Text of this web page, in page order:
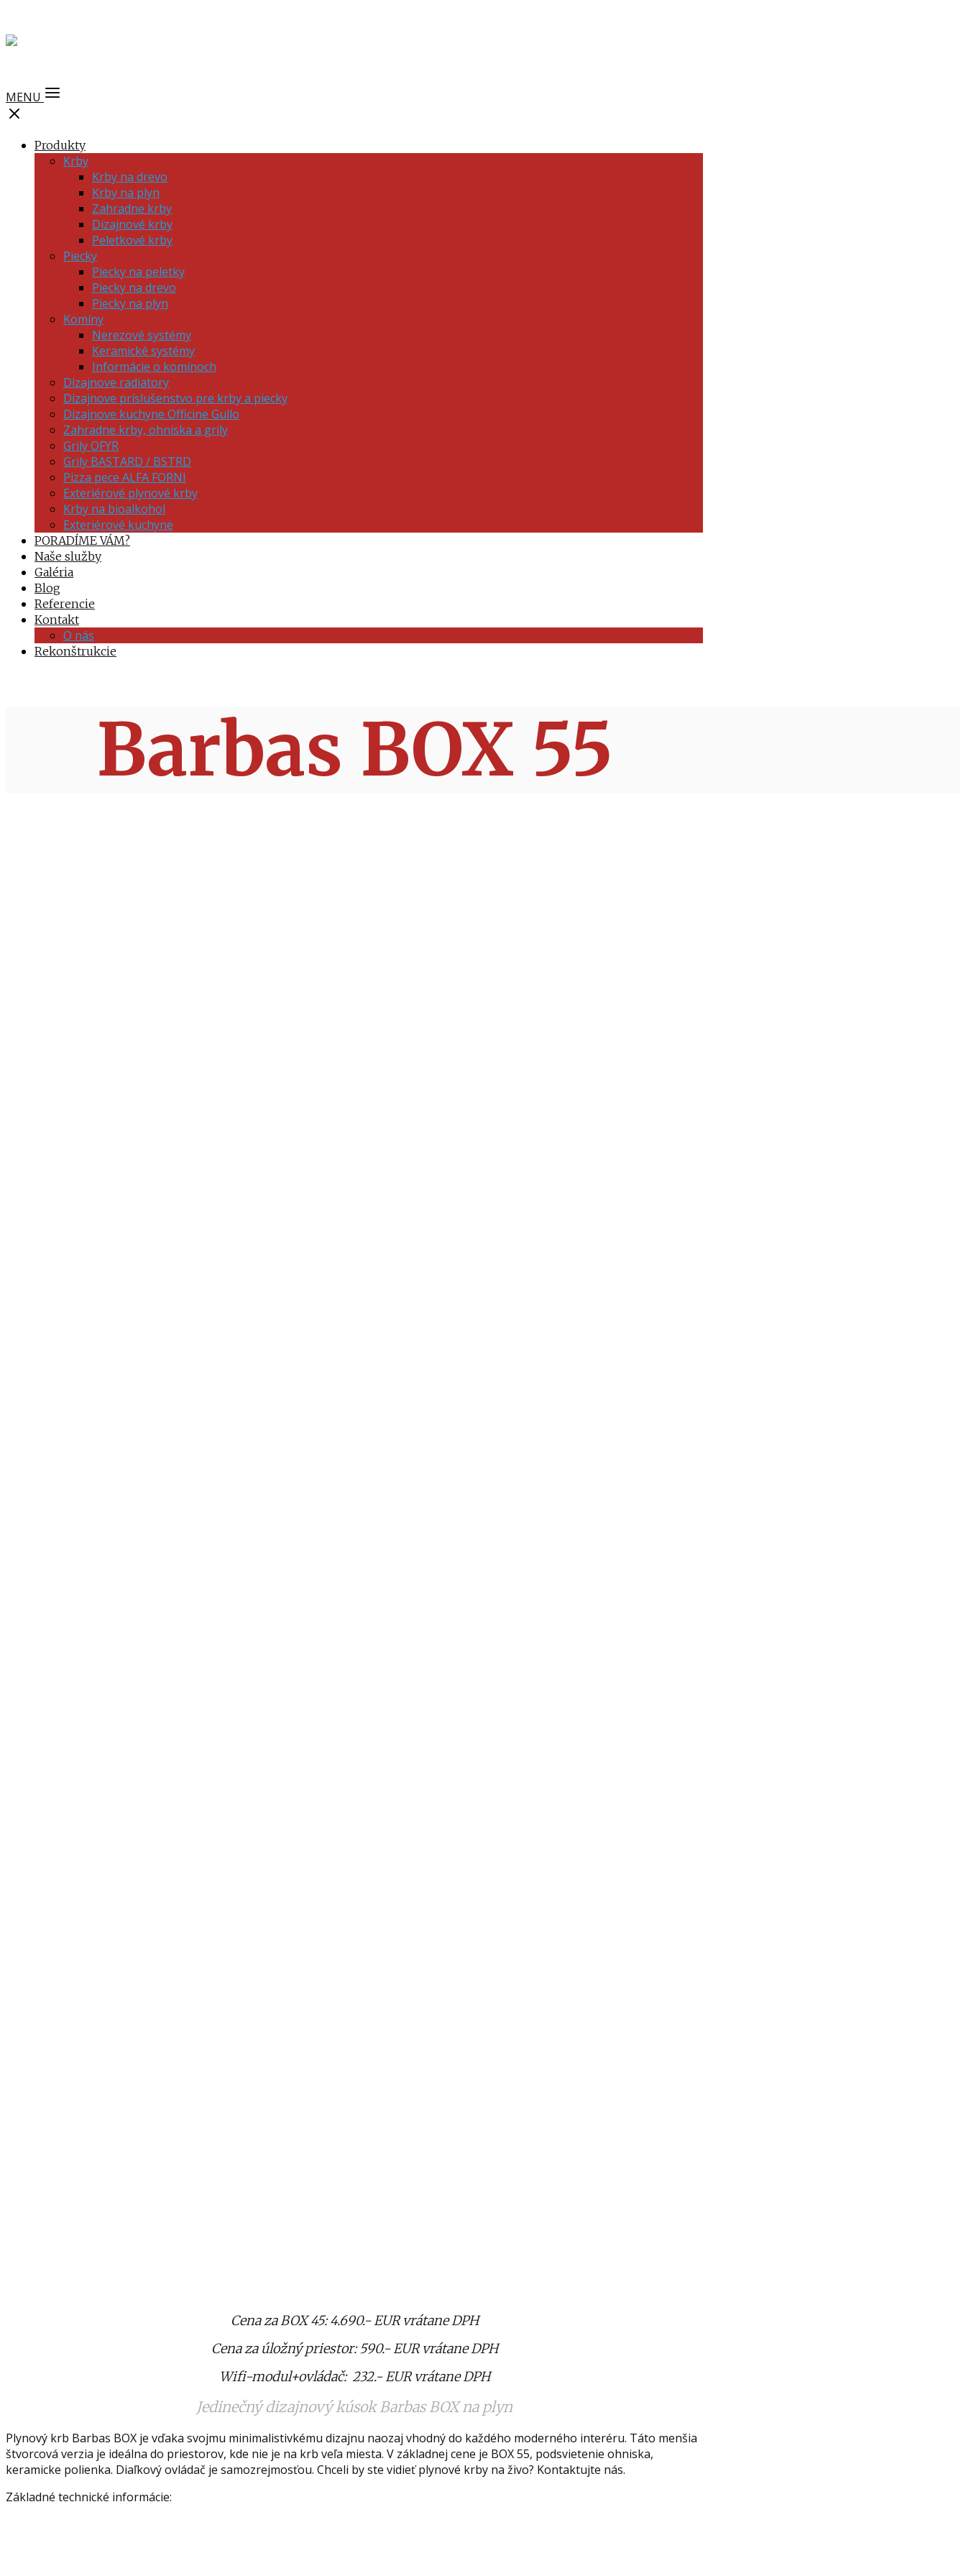
MENU
Produkty
Krby
Krby na drevo
Krby na plyn
Zahradne krby
Dizajnové krby
Peletkové krby
Piecky
Piecky na peletky
Piecky na drevo
Piecky na plyn
Komíny
Nerezové systémy
Keramické systémy
Informácie o komínoch
Dizajnove radiatory
Dizajnove príslušenstvo pre krby a piecky
Dizajnove kuchyne Officine Gullo
Zahradne krby, ohniska a grily
Grily OFYR
Grily BASTARD / BSTRD
Pizza pece ALFA FORNI
Exteriérové plynové krby
Krby na bioalkohol
Exteriérové kuchyne
PORADÍME VÁM?
Naše služby
Galéria
Blog
Referencie
Kontakt
O nás
Rekonštrukcie
Barbas BOX 55
Cena za BOX 45: 4.690.- EUR vrátane DPH
Cena za úložný priestor: 590.- EUR vrátane DPH
Wifi-modul+ovládač: 232.- EUR vrátane DPH
Jedinečný dizajnový kúsok Barbas BOX na plyn
Plynový krb Barbas BOX je vďaka svojmu minimalistivkému dizajnu naozaj vhodný do každého moderného interéru. Táto menšia
štvorcová verzia je ideálna do priestorov, kde nie je na krb veľa miesta. V základnej cene je BOX 55, podsvietenie ohniska,
keramicke polienka. Diaľkový ovládač je samozrejmosťou. Chceli by ste vidieť plynové krby na živo? Kontaktujte nás.
Základné technické informácie: